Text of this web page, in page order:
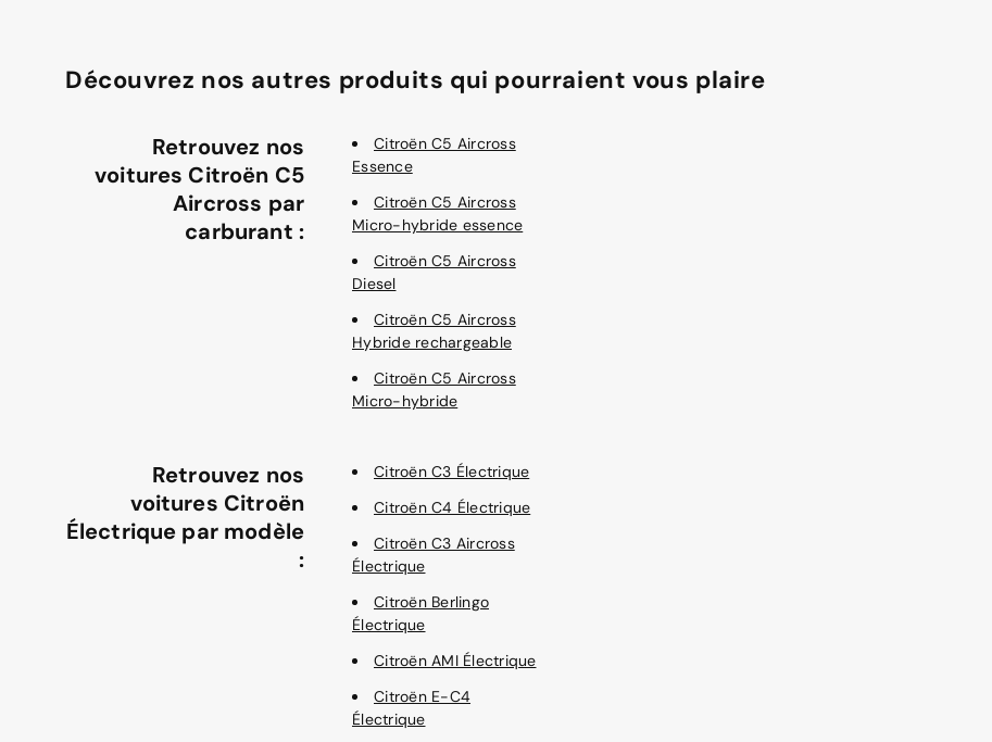
Découvrez nos autres produits qui pourraient vous plaire
Retrouvez nos
voitures Citroën C5
Aircross par
carburant :
Citroën C5 Aircross
Essence
Citroën C5 Aircross
Micro-hybride essence
Citroën C5 Aircross
Diesel
Citroën C5 Aircross
Hybride rechargeable
Citroën C5 Aircross
Micro-hybride
Retrouvez nos
voitures Citroën
Électrique par modèle
:
Citroën C3 Électrique
Citroën C4 Électrique
Citroën C3 Aircross
Électrique
Citroën Berlingo
Électrique
Citroën AMI Électrique
Citroën E-C4
Électrique